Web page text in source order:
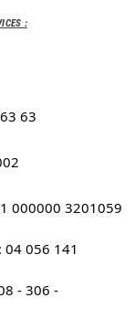
:
63
000000 3201059
04 056 141
- 306 -